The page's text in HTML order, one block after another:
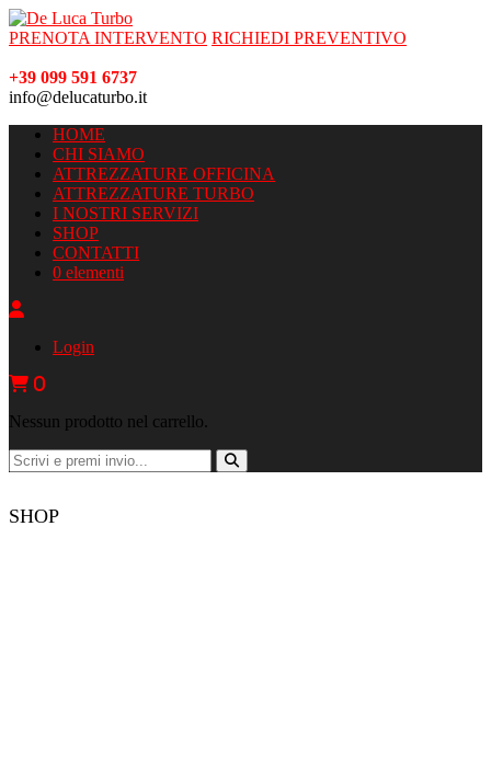
PRENOTA INTERVENTO RICHIEDI PREVENTIVO
+39 099 591 6737
info@delucaturbo.it
HOME
CHI SIAMO
ATTREZZATURE OFFICINA
ATTREZZATURE TURBO
I NOSTRI SERVIZI
SHOP
CONTATTI
0 elementi
Login
0
Nessun prodotto nel carrello.
SHOP